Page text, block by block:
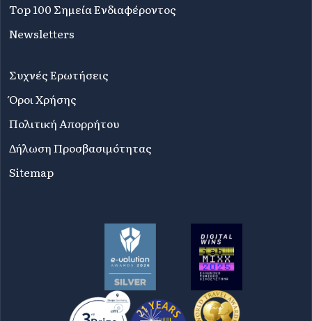
Top 100 Σημεία Ενδιαφέροντος
Newsletters
Συχνές Ερωτήσεις
Όροι Χρήσης
Πολιτική Απορρήτου
Δήλωση Προσβασιμότητας
Sitemap